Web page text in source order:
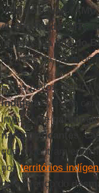
Vale do Javari
AM ),
doRio Pardo(MT),
isolados daIlha do
isolados da bacia do
Estes povos, dentro
indígenas, estão
invasão de
narcotraficantes
que encontram
nosterritórios
pelo avanço do